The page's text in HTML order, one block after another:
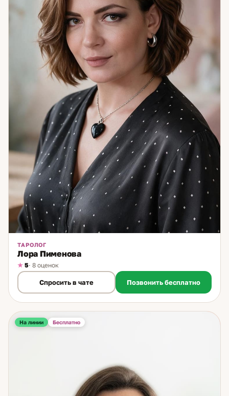
ТАРОЛОГ
Лора Пименова
5· 8 оценок
Спросить в чате Позвонить бесплатно
На линии Бесплатно